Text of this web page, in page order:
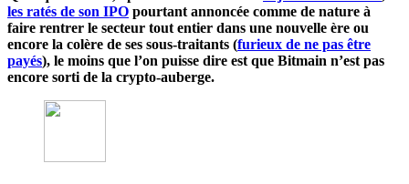
les ratés de son IPO pourtant annoncée comme de nature à
faire rentrer le secteur tout entier dans une nouvelle ère ou
encore la colère de ses sous-traitants (furieux de ne pas être
payés), le moins que l’on puisse dire est que Bitmain n’est pas
encore sorti de la crypto-auberge.